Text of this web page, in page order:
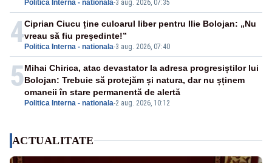
Politica Interna - nationala-3 aug. 2026, 07:35
4 Politica Interna - nationala-3 aug. 2026, 07:40
Ciprian Ciucu ține culoarul liber pentru Ilie Bolojan: „Nu
vreau să fiu președinte!”
5
Politica Interna - nationala-2 aug. 2026, 10:12
Mihai Chirica, atac devastator la adresa progresiștilor lui
Bolojan: Trebuie să protejăm și natura, dar nu șținem
omaneii în stare permanentă de alertă
ACTUALITATE